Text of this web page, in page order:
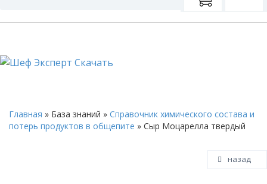
Главная » База знаний » Справочник химического состава и
потерь продуктов в общепите » Сыр Моцарелла твердый
назад